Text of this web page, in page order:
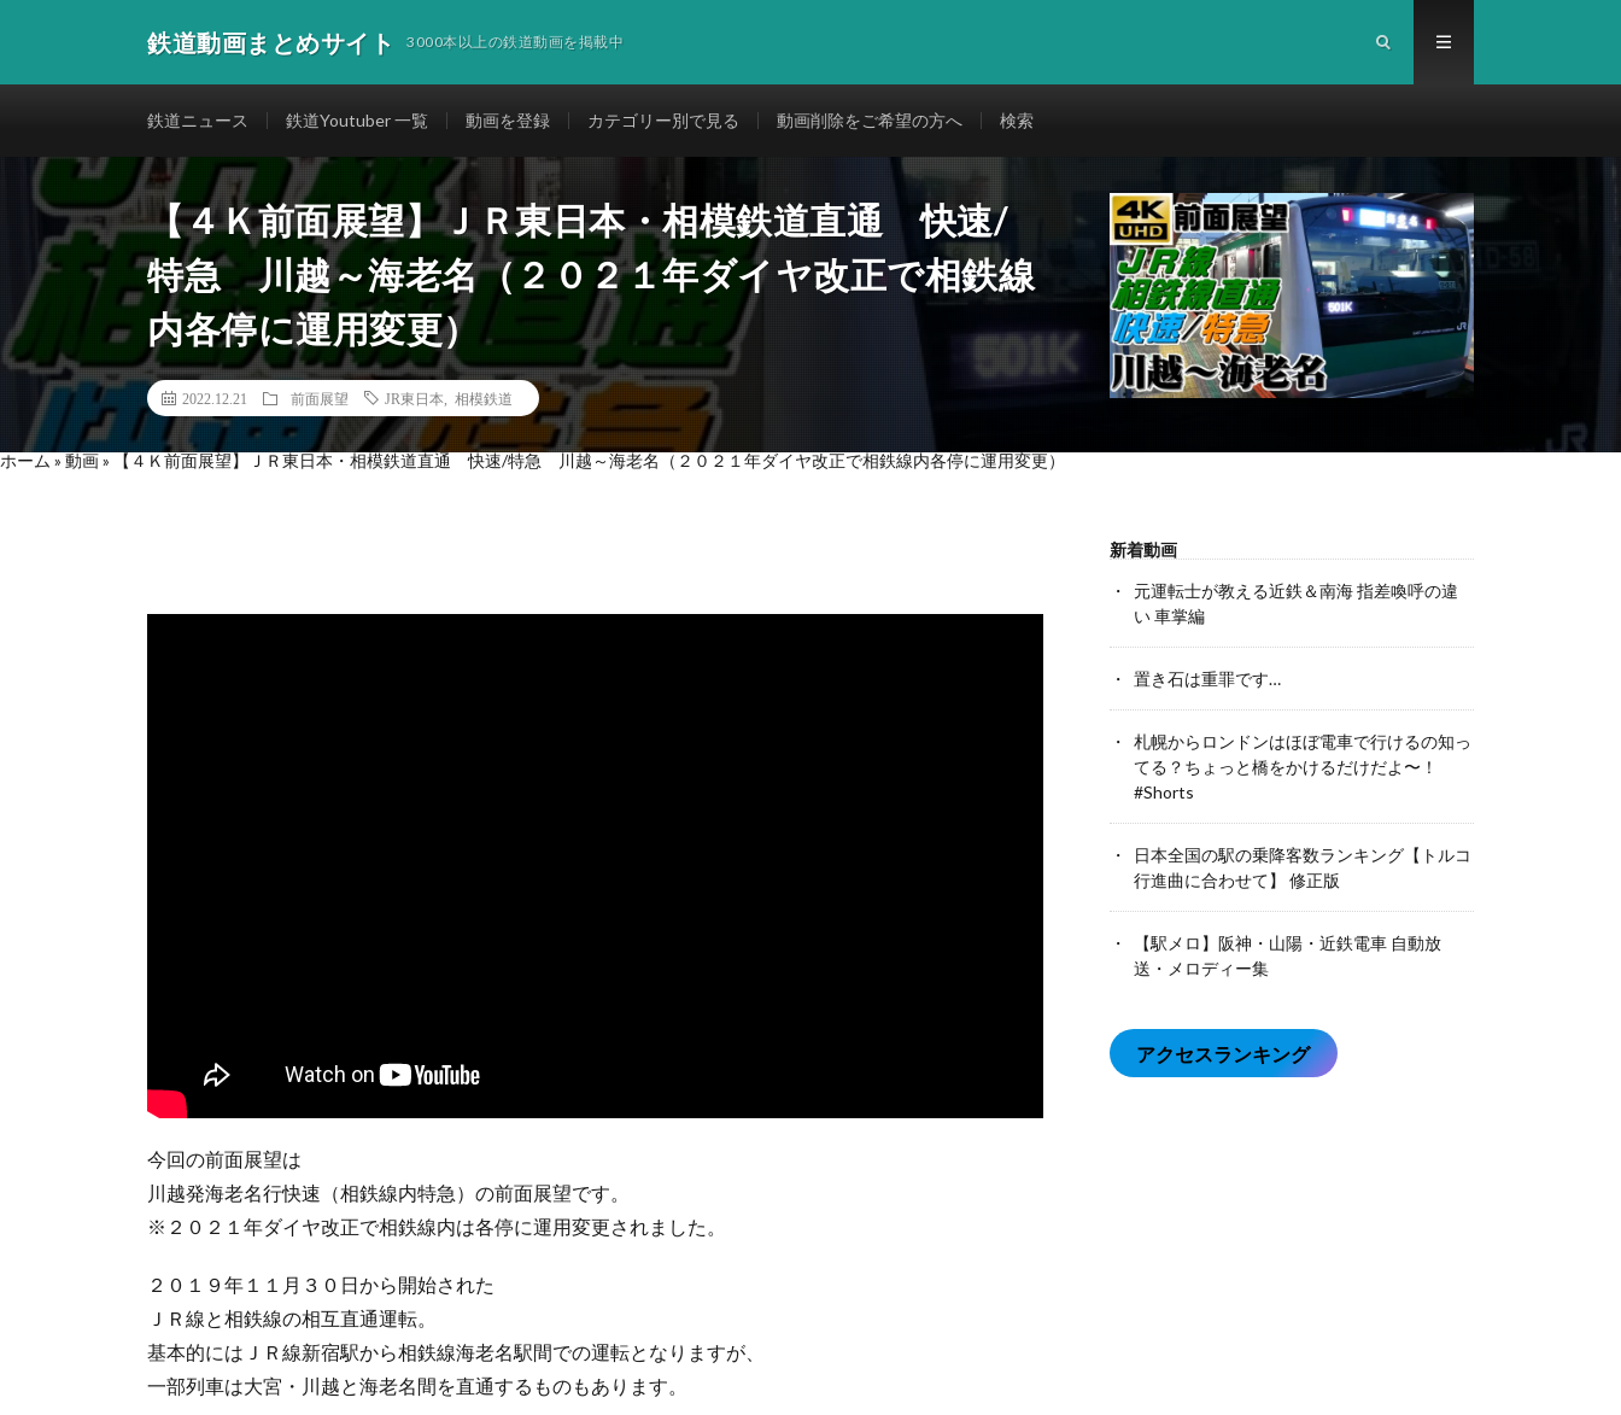
鉄道動画まとめサイト 3000本以上の鉄道動画を掲載中
鉄道ニュース 鉄道Youtuber 一覧 動画を登録 カテゴリー別で見る 動画削除をご希望の方へ 検索
【４Ｋ前面展望】ＪＲ東日本・相模鉄道直通 快速/
特急 川越～海老名（２０２１年ダイヤ改正で相鉄線
内各停に運用変更）
2022.12.21 前面展望 JR東日本 相模鉄道
ホーム » 動画» 【４Ｋ前面展望】ＪＲ東日本・相模鉄道直通 快速/特急 川越～海老名（２０２１年ダイヤ改正で相鉄線内各停に運用変更）
今回の前面展望は
川越発海老名行快速（相鉄線内特急）の前面展望です。
※２０２１年ダイヤ改正で相鉄線内は各停に運用変更されました。
２０１９年１１月３０日から開始された
ＪＲ線と相鉄線の相互直通運転。
基本的にはＪＲ線新宿駅から相鉄線海老名駅間での運転となりますが、
一部列車は大宮・川越と海老名間を直通するものもあります。
新着動画
元運転士が教える近鉄＆南海 指差喚呼の違
い 車掌編
置き石は重罪です…
札幌からロンドンはほぼ電車で行けるの知っ
てる？ちょっと橋をかけるだけだよ〜！
#Shorts
日本全国の駅の乗降客数ランキング【トルコ
行進曲に合わせて】 修正版
【駅メロ】阪神・山陽・近鉄電車 自動放
送・メロディー集
アクセスランキング